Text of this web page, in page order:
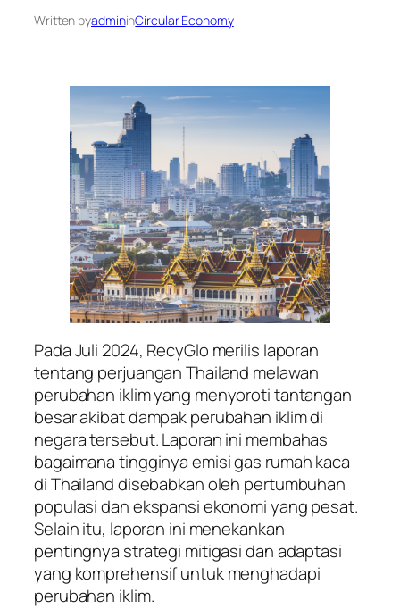
Written byadmininCircular Economy
Pada Juli 2024, RecyGlo merilis laporan
tentang perjuangan Thailand melawan
perubahan iklim yang menyoroti tantangan
besar akibat dampak perubahan iklim di
negara tersebut. Laporan ini membahas
bagaimana tingginya emisi gas rumah kaca
di Thailand disebabkan oleh pertumbuhan
populasi dan ekspansi ekonomi yang pesat.
Selain itu, laporan ini menekankan
pentingnya strategi mitigasi dan adaptasi
yang komprehensif untuk menghadapi
perubahan iklim.